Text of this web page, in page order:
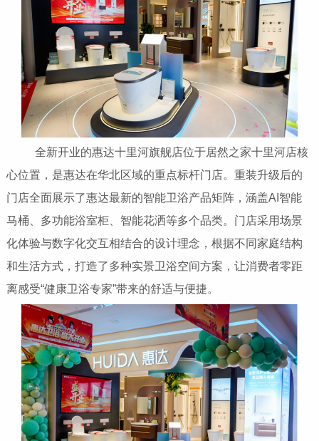
全新开业的惠达十里河旗舰店位于居然之家十里河店核
心位置，是惠达在华北区域的重点标杆门店。重装升级后的
门店全面展示了惠达最新的智能卫浴产品矩阵，涵盖AI智能
马桶、多功能浴室柜、智能花洒等多个品类。门店采用场景
化体验与数字化交互相结合的设计理念，根据不同家庭结构
和生活方式，打造了多种实景卫浴空间方案，让消费者零距
离感受“健康卫浴专家”带来的舒适与便捷。